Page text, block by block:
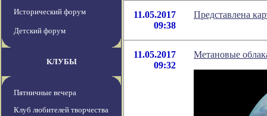
Исторический форум
Детский форум
КЛУБЫ
Пятничные вечера
Клуб любителей творчества
11.05.2017
09:38
Представлена
11.05.2017
09:32
Метановые